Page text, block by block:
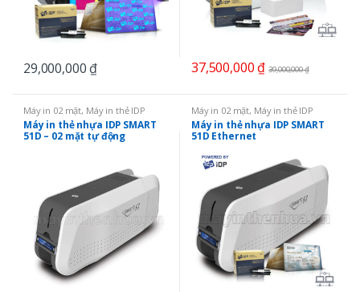
29,000,000 ₫ 37,500,000 ₫ 39,000,000₫
Máy in 02 mặt, Máy in thẻ IDP
SMART Máy in thẻ nhựa,SMART
51
Máy in thẻ nhựa IDP SMART
51D – 02 mặt tự động
Máy in 02 mặt, Máy in thẻ IDP
SMART Máy in thẻ nhựa,Máy in
thẻ qua mạng LAN, SMART 51
Máy in thẻ nhựa IDP SMART
51D Ethernet